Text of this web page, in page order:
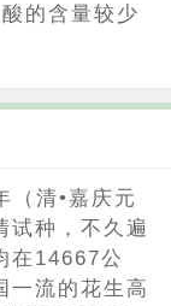
的含量较少
（清•嘉庆元
试种，不久遍
在14667公
一流的花生高